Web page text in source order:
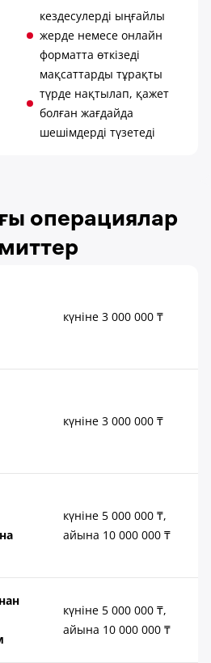
кездесулерді ыңғайлы
жерде немесе онлайн
форматта өткізеді
мақсаттарды тұрақты
түрде нақтылап, қажет
болған жағдайда
шешімдерді түзетеді
операциялар
күніне 3 000 000 ₸
күніне 3 000 000 ₸
күніне 5 000 000 ₸,
айына 10 000 000 ₸
күніне 5 000 000 ₸,
айына 10 000 000 ₸